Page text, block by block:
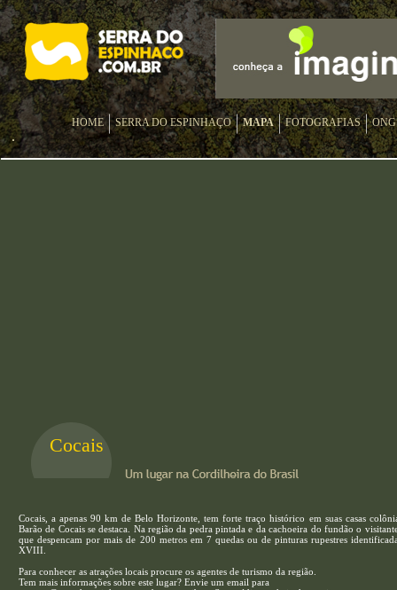
HOME SERRA DO ESPINHAÇO MAPA FOTOGRAFIAS
Cocais
Cocais, a apenas 90 km de Belo Horizonte, tem forte traço histórico em suas casas
Barão de Cocais se destaca. Na região da pedra pintada e da cachoeira do fundão o
que despencam por mais de 200 metros em 7 quedas ou de pinturas rupestres
XVIII.
Para conhecer as atrações locais procure os agentes de turismo da região.
Tem mais informações sobre este lugar? Envie um email para